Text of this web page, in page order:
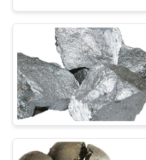
사
개
공
장